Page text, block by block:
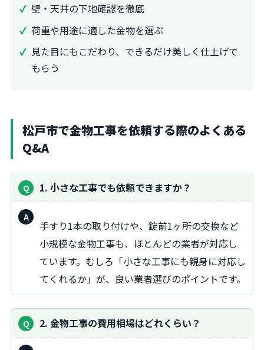
壁・天井の下地確認を徹底
荷重や用途に適した金物を選ぶ
見た目にもこだわり、できるだけ美しく仕上げて
もらう
松戸市で金物工事を依頼する際のよくある
Q&A
1. 小さな工事でも依頼できますか？
答：
手すり1本の取り付けや、錠前1ヶ所の交換など
小規模な金物工事も、ほとんどの業者が対応し
ています。むしろ「小さな工事にも親身に対応し
てくれるか」が、良い業者選びのポイントです。
2. 金物工事の費用相場はどれくらい？